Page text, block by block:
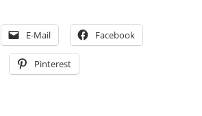
E-Mail Facebook
Pinterest